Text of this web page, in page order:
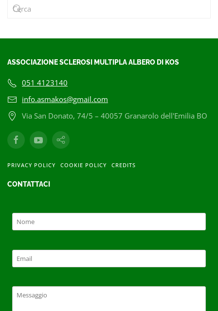
ASSOCIAZIONE SCLEROSI MULTIPLA ALBERO DI KOS
051 4123140
info.asmakos@gmail.com
Via San Donato, 74/5 – 40057 Granarolo dell'Emilia BO
PRIVACY POLICY COOKIE POLICY CREDITS
CONTATTACI